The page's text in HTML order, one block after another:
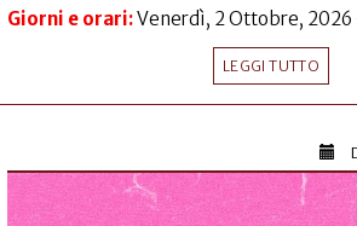
Giorni e orari:Venerdì, 2 Ottobre,
LEGGI TUTTO